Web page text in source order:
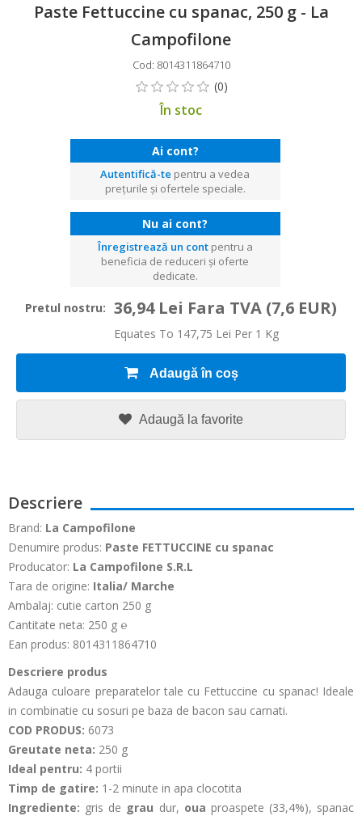
Paste Fettuccine cu spanac, 250 g - La
Campofilone
Cod: 8014311864710
În stoc
Ai cont?
Autentifică-te pentru a vedea
prețurile și ofertele speciale.
Nu ai cont?
Înregistrează un contpentru a
beneficia de reduceri și oferte
dedicate.
Pretul nostru: 36,94 Lei Fara TVA (7,6 EUR)
Equates To 147,75 Lei Per 1 Kg
Adaugă în coș
Adaugă la favorite
Descriere
Brand: La Campofilone
Denumire produs: Paste FETTUCCINE cu spanac
Producator: La Campofilone S.R.L
Tara de origine: Italia/ Marche
Ambalaj: cutie carton 250 g
Cantitate neta: 250 g ℮
Ean produs: 8014311864710
Descriere produs
Adauga culoare preparatelor tale cu Fettuccine cu spanac! Ideale
in combinatie cu sosuri pe baza de bacon sau carnati.
COD PRODUS: 6073
Greutate neta: 250 g
Ideal pentru: 4 portii
Timp de gatire: 1-2 minute in apa clocotita
Ingrediente: gris de grau dur, oua proaspete (33,4%), spanac